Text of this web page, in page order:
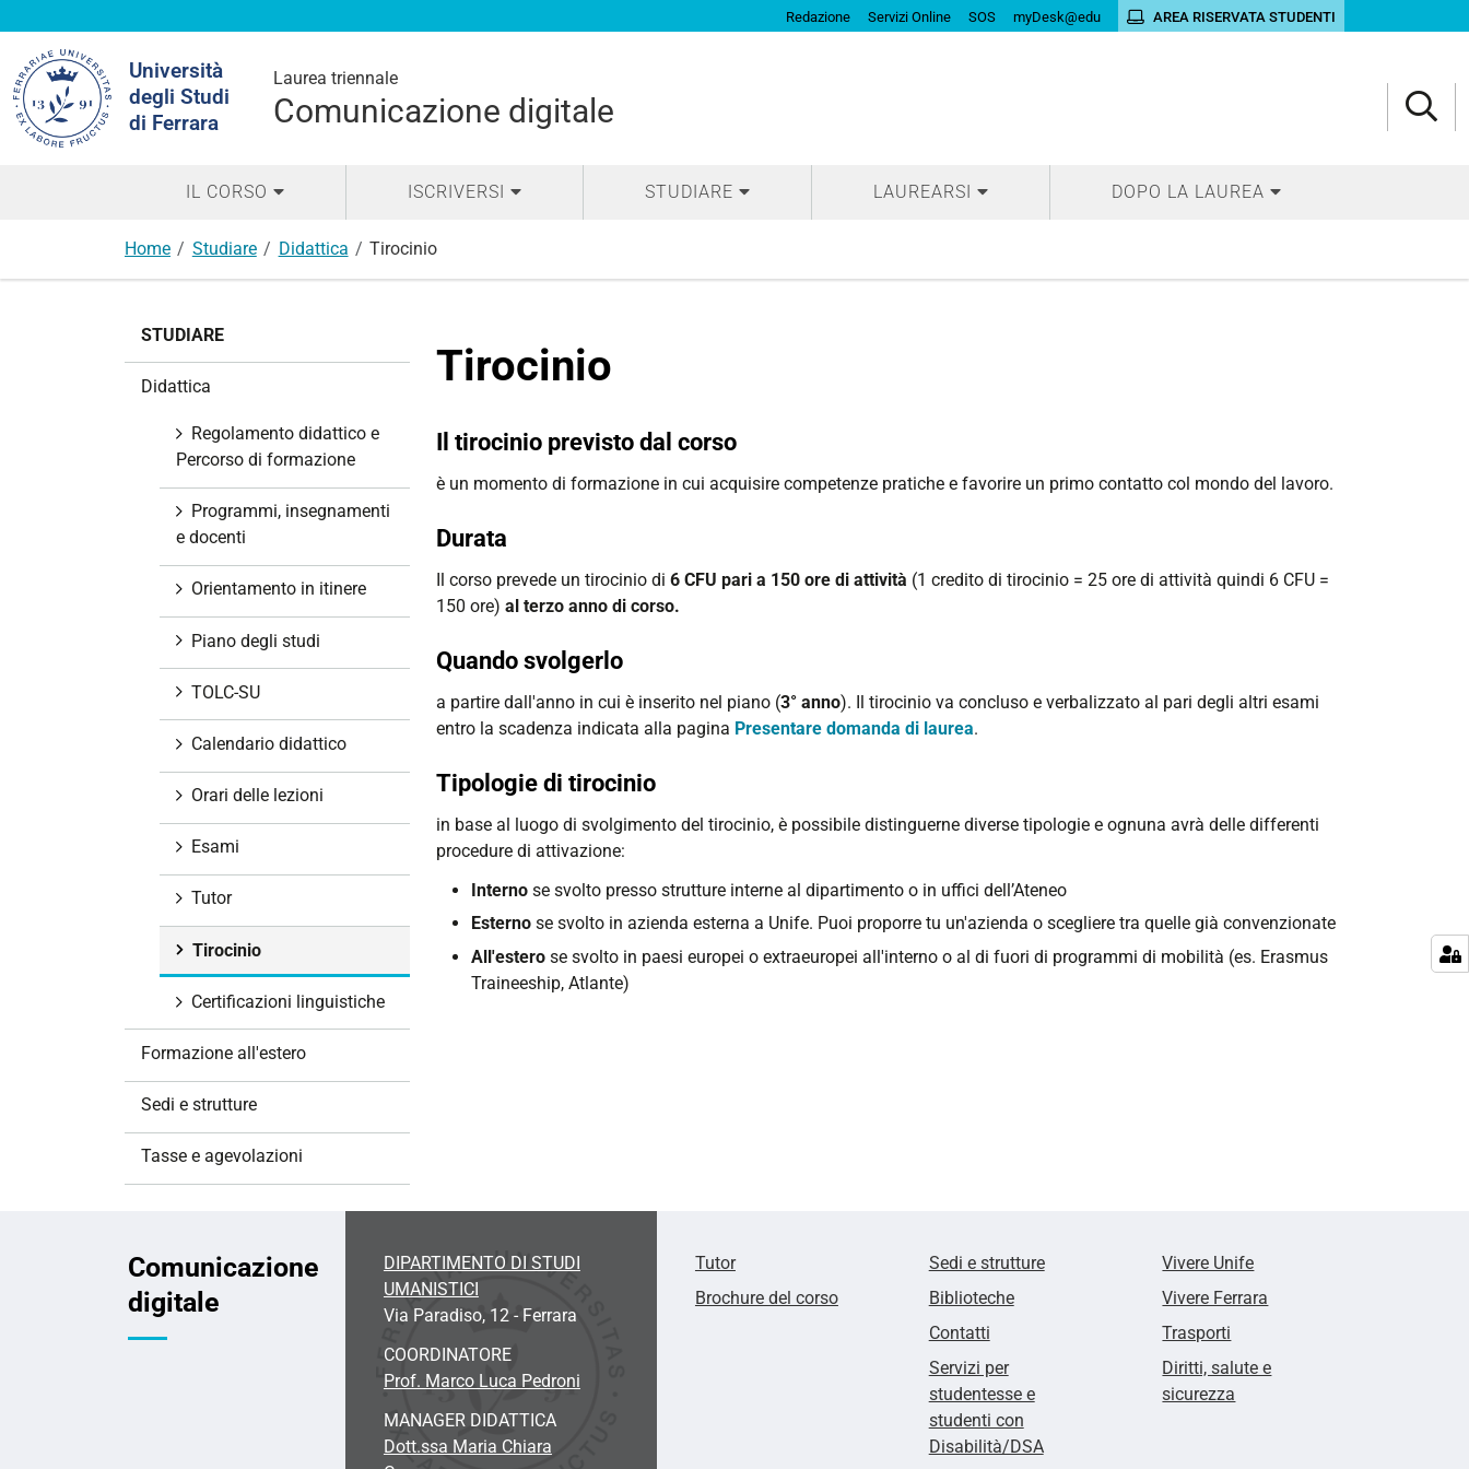
Redazione Servizi Online SOS myDesk@edu AREA RISERVATA STUDENTI
Università
degli Studi
di Ferrara
Laurea triennale
Comunicazione digitale
nel
sito
IL CORSO ISCRIVERSI STUDIARE LAUREARSI DOPO LA LAUREA
Home Studiare Didattica Tirocinio
Tirocinio
Il tirocinio previsto dal corso
è un momento di formazione in cui acquisire competenze pratiche e favorire un primo contatto col mondo del lavoro.
Durata
Il corso prevede un tirocinio di 6 CFU pari a 150 ore di attività (1 credito di tirocinio = 25 ore di attività quindi 6 CFU =
150 ore) al terzo anno di corso.
Quando svolgerlo
a partire dall'anno in cui è inserito nel piano (3° anno). Il tirocinio va concluso e verbalizzato al pari degli altri esami
entro la scadenza indicata alla pagina Presentare domanda di laurea.
Tipologie di tirocinio
in base al luogo di svolgimento del tirocinio, è possibile distinguerne diverse tipologie e ognuna avrà delle differenti
procedure di attivazione:
Interno se svolto presso strutture interne al dipartimento o in uffici dell’Ateneo
Esterno se svolto in azienda esterna a Unife. Puoi proporre tu un'azienda o scegliere tra quelle già convenzionate
All'estero se svolto in paesi europei o extraeuropei all'interno o al di fuori di programmi di mobilità (es. Erasmus
Traineeship, Atlante)
STUDIARE
Didattica
Regolamento didattico e
Percorso di formazione
Programmi, insegnamenti
e docenti
Orientamento in itinere
Piano degli studi
TOLC-SU
Calendario didattico
Orari delle lezioni
Esami
Tutor
Tirocinio
Certificazioni linguistiche
Formazione all'estero
Sedi e strutture
Tasse e agevolazioni
Comunicazione
digitale
DIPARTIMENTO DI STUDI
UMANISTICI
Via Paradiso, 12 - Ferrara
COORDINATORE
Prof. Marco Luca Pedroni
MANAGER DIDATTICA
Dott.ssa Maria Chiara
Tutor
Brochure del corso
Sedi e strutture
Biblioteche
Contatti
Servizi per
studentesse e
studenti con
Disabilità/DSA
Vivere Unife
Vivere Ferrara
Trasporti
Diritti, salute e
sicurezza